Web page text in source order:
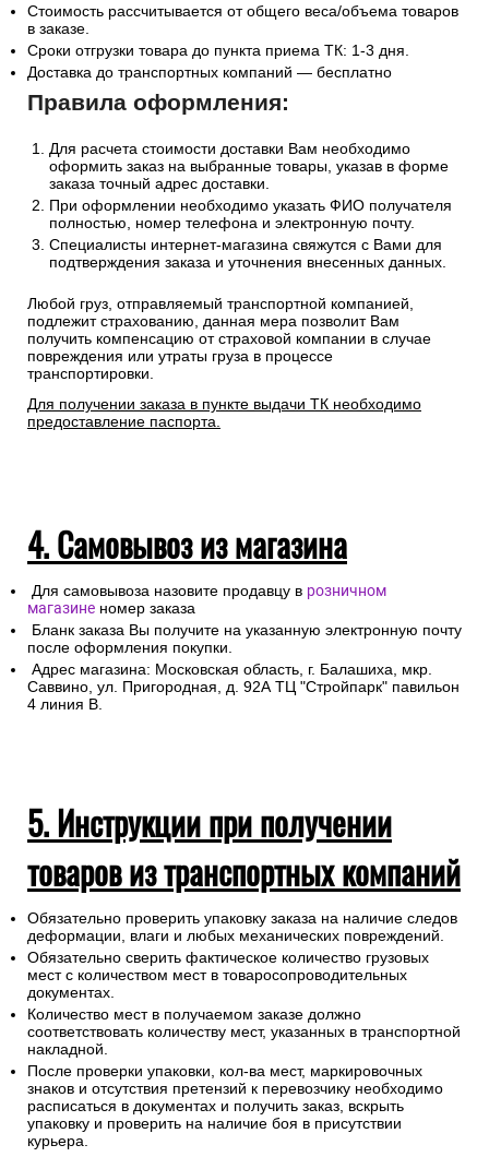
Стоимость рассчитывается от общего веса/объема товаров
в заказе.
Сроки отгрузки товара до пункта приема ТК: 1-3 дня.
Доставка до транспортных компаний — бесплатно
Правила оформления:
Для расчета стоимости доставки Вам необходимо
оформить заказ на выбранные товары, указав в форме
заказа точный адрес доставки.
При оформлении необходимо указать ФИО получателя
полностью, номер телефона и электронную почту.
Специалисты интернет-магазина свяжутся с Вами для
подтверждения заказа и уточнения внесенных данных.
Любой груз, отправляемый транспортной компанией,
подлежит страхованию, данная мера позволит Вам
получить компенсацию от страховой компании в случае
повреждения или утраты груза в процессе
транспортировки.
Для получении заказа в пункте выдачи ТК необходимо
предоставление паспорта.
4. Самовывоз из магазина
Для самовывоза назовите продавцу в розничном
магазине номер заказа
Бланк заказа Вы получите на указанную электронную почту
после оформления покупки.
Адрес магазина: Московская область, г. Балашиха, мкр.
Саввино, ул. Пригородная, д. 92А ТЦ "Стройпарк" павильон
4 линия В.
5. Инструкции при получении
товаров из транспортных компаний
Обязательно проверить упаковку заказа на наличие следов
деформации, влаги и любых механических повреждений.
Обязательно сверить фактическое количество грузовых
мест с количеством мест в товаросопроводительных
документах.
Количество мест в получаемом заказе должно
соответствовать количеству мест, указанных в транспортной
накладной.
После проверки упаковки, кол-ва мест, маркировочных
знаков и отсутствия претензий к перевозчику необходимо
расписаться в документах и получить заказ, вскрыть
упаковку и проверить на наличие боя в присутствии
курьера.